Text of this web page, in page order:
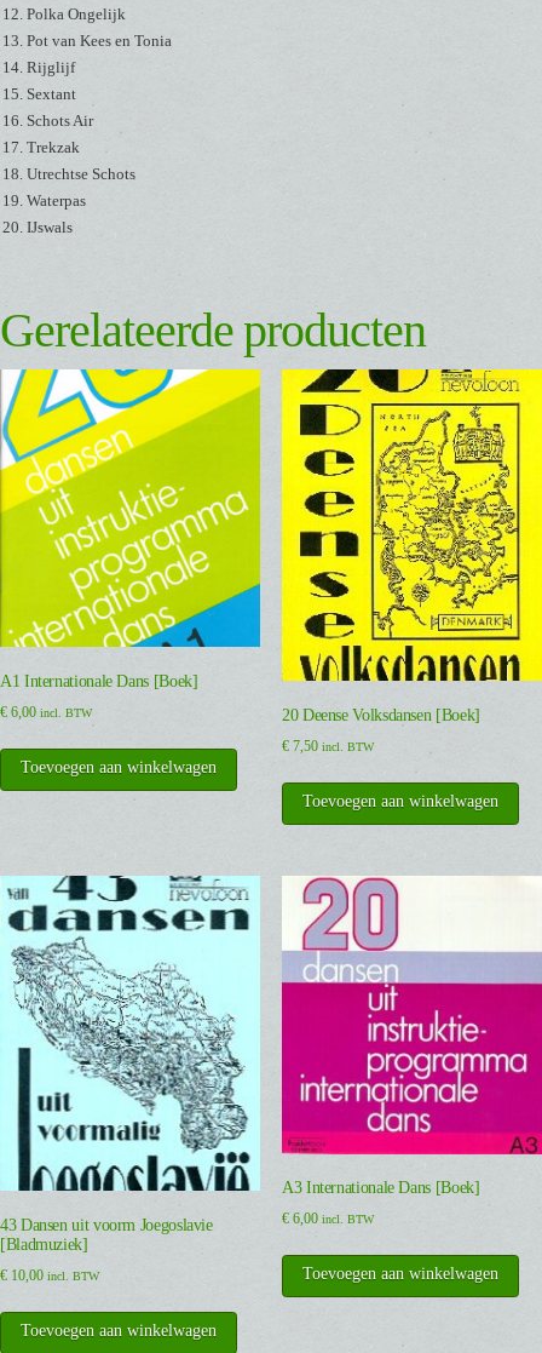
Polka Ongelijk
Pot van Kees en Tonia
Rijglijf
Sextant
Schots Air
Trekzak
Utrechtse Schots
Waterpas
IJswals
Gerelateerde producten
A1 Internationale Dans [Boek]
€ 6,00 incl. BTW
Toevoegen aan winkelwagen
20 Deense Volksdansen [Boek]
€7,50 incl. BTW
Toevoegen aan winkelwagen
43 Dansen uit voorm Joegoslavie
[Bladmuziek]
€ 10,00 incl. BTW
Toevoegen aan winkelwagen
A3 Internationale Dans [Boek]
€6,00 incl. BTW
Toevoegen aan winkelwagen